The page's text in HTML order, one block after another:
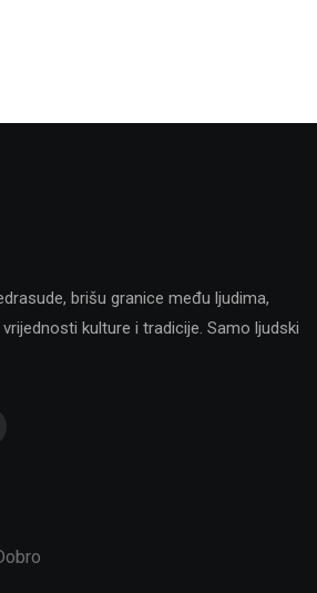
brišu granice među ljudima,
kulture i tradicije. Samo ljudski